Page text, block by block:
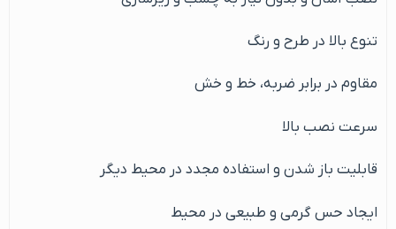
تنوع بالا در طرح و رنگ
مقاوم در برابر ضربه، خط و خش
سرعت نصب بالا
قابلیت باز شدن و استفاده مجدد در محیط دیگر
ایجاد حس گرمی و طبیعی در محیط